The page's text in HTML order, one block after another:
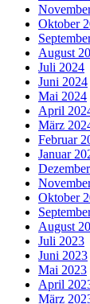
Oktober
August
Juli 2024
Juni 2024
Mai 2024
April
März
Februar
Januar
Oktober
August
Juli 2023
Juni 2023
Mai 2023
April
März